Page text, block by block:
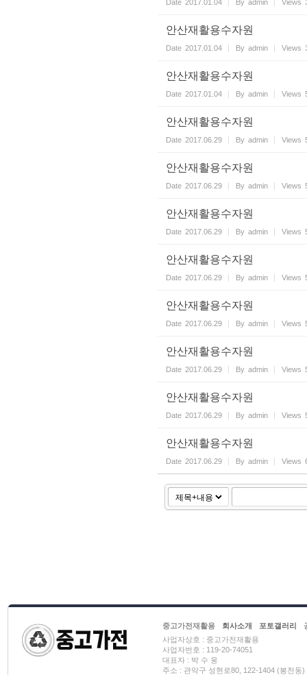
Date 2017.01.04 By admin Views
안산재활용수자원
Date 2017.01.04 By admin Views
안산재활용수자원
Date 2017.01.04 By admin Views
안산재활용수자원
Date 2017.06.29 By admin Views
안산재활용수자원
Date 2017.06.29 By admin Views
안산재활용수자원
Date 2017.06.29 By admin Views
안산재활용수자원
Date 2017.06.29 By admin Views
안산재활용수자원
Date 2017.06.29 By admin Views
안산재활용수자원
Date 2017.06.29 By admin Views
안산재활용수자원
Date 2017.06.29 By admin Views
안산재활용수자원
Date 2017.06.29 By admin Views
중고가전재활용 회사소개 포토갤러리
사업자상호 : 중고가전재활용
사업자번호 : 119-20-74051
대표자 : 박 수 웅
주소 : 관악구 성현로80, 122-1404 (봉천동)